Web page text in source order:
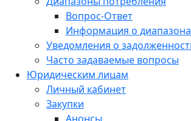
Вопрос-Ответ
Информация о
Уведомления о
Часто задаваемые вопросы
Юридическим лицам
Личный кабинет
Закупки